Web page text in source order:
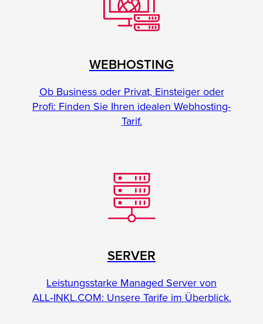
WEBHOSTING
Ob Business oder Privat, Einsteiger oder
Profi: Finden Sie Ihren idealen Webhosting-
Tarif.
SERVER
Leistungsstarke Managed Server von
ALL‑INKL.COM: Unsere Tarife im Überblick.